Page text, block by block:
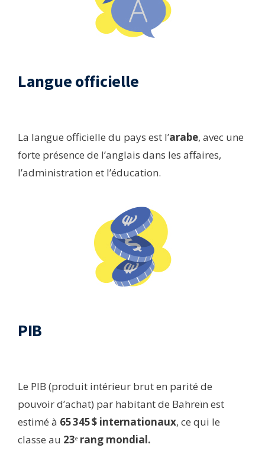
Langue officielle​
La langue officielle du pays est l’arabe, avec une
forte présence de l’anglais dans les affaires,
l’administration et l’éducation.
PIB​
Le PIB (produit intérieur brut en parité de
pouvoir d’achat) par habitant de Bahreïn est
estimé à 65 345 $ internationaux, ce qui le
classe au 23ᵉ rang mondial.